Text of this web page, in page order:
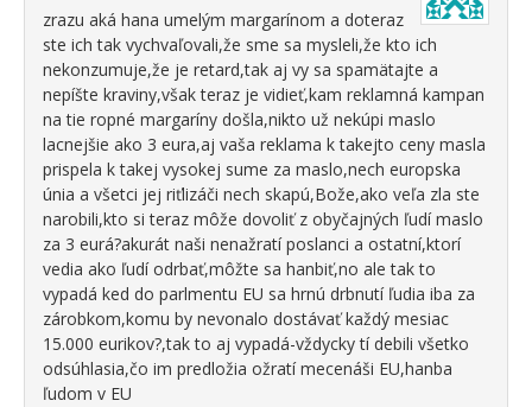
zrazu aká hana umelým margarínom a doteraz
ste ich tak vychvaľovali,že sme sa mysleli,že kto ich
nekonzumuje,že je retard,tak aj vy sa spamätajte a
nepíšte kraviny,však teraz je vidieť,kam reklamná kampan
na tie ropné margaríny došla,nikto už nekúpi maslo
lacnejšie ako 3 eura,aj vaša reklama k takejto ceny masla
prispela k takej vysokej sume za maslo,nech europska
únia a všetci jej riťlizáči nech skapú,Bože,ako veľa zla ste
narobili,kto si teraz môže dovoliť z obyčajných ľudí maslo
za 3 eurá?akurát naši nenažratí poslanci a ostatní,ktorí
vedia ako ľudí odrbať,môžte sa hanbiť,no ale tak to
vypadá ked do parlmentu EU sa hrnú drbnutí ľudia iba za
zárobkom,komu by nevonalo dostávať každý mesiac
15.000 eurikov?,tak to aj vypadá-vždycky tí debili všetko
odsúhlasia,čo im predložia ožratí mecenáši EU,hanba
ľudom v EU